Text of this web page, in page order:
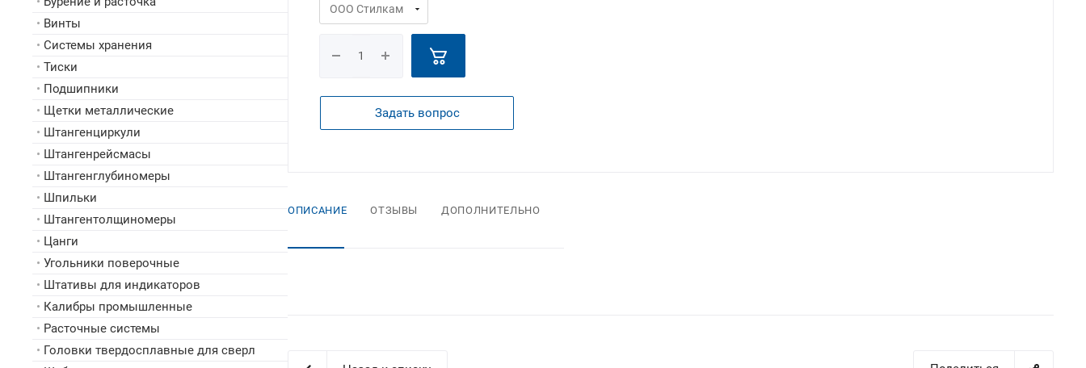
Задать вопрос
ОПИСАНИЕ ОТЗЫВЫ ДОПОЛНИТЕЛЬНО
• Винты
• Системы хранения
• Тиски
• Подшипники
• Щетки металлические
• Штангенциркули
• Штангенрейсмасы
• Штангенглубиномеры
• Шпильки
• Штангентолщиномеры
• Цанги
• Угольники поверочные
• Штативы для индикаторов
• Калибры промышленные
• Расточные системы
• Головки твердосплавные для сверл